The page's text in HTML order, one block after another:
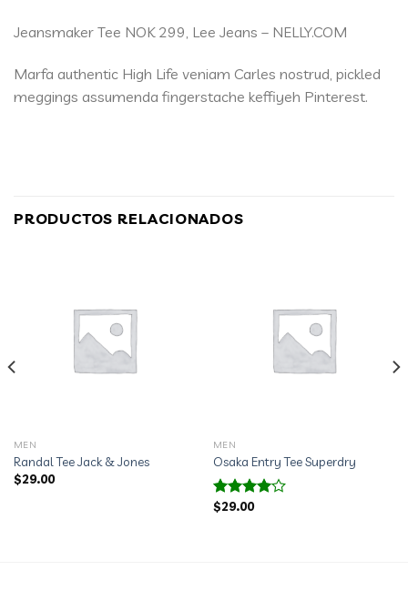
Jeansmaker Tee NOK 299, Lee Jeans – NELLY.COM
Marfa authentic High Life veniam Carles nostrud, pickled
meggings assumenda fingerstache keffiyeh Pinterest.
PRODUCTOS RELACIONADOS
MEN
Randal Tee Jack & Jones
$29.00
MEN
Osaka Entry Tee Superdry
Valorado
$29.00